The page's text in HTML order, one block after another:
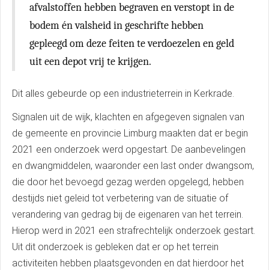
afvalstoffen hebben begraven en verstopt in de
bodem én valsheid in geschrifte hebben
gepleegd om deze feiten te verdoezelen en geld
uit een depot vrij te krijgen.
Dit alles gebeurde op een industrieterrein in Kerkrade.
Signalen uit de wijk, klachten en afgegeven signalen van
de gemeente en provincie Limburg maakten dat er begin
2021 een onderzoek werd opgestart. De aanbevelingen
en dwangmiddelen, waaronder een last onder dwangsom,
die door het bevoegd gezag werden opgelegd, hebben
destijds niet geleid tot verbetering van de situatie of
verandering van gedrag bij de eigenaren van het terrein.
Hierop werd in 2021 een strafrechtelijk onderzoek gestart.
Uit dit onderzoek is gebleken dat er op het terrein
activiteiten hebben plaatsgevonden en dat hierdoor het